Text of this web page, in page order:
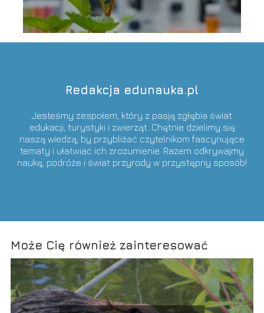
Redakcja edunauka.pl
Jesteśmy zespołem, który z pasją zgłębia świat
edukacji, turystyki i zwierząt. Chętnie dzielimy się
naszą wiedzą, by przybliżać czytelnikom fascynujące
tematy i ułatwiać ich zrozumienie. Razem odkrywajmy
naukę, podróże i świat przyrody w przystępny sposób!
Może Cię również zainteresować